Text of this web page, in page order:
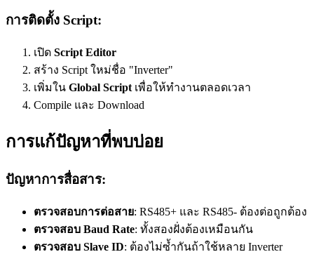
การติดตั้ง Script:
เปิด Script Editor
สร้าง Script ใหม่ชื่อ "Inverter"
เพิ่มใน Global Script เพื่อให้ทำงานตลอดเวลา
Compile และ Download
การแก้ปัญหาที่พบบ่อย
ปัญหาการสื่อสาร:
ตรวจสอบการต่อสาย: RS485+ และ RS485- ต้องต่อถูกต้อง
ตรวจสอบ Baud Rate: ทั้งสองฝั่งต้องเหมือนกัน
ตรวจสอบ Slave ID: ต้องไม่ซ้ำกันถ้าใช้หลาย Inverter